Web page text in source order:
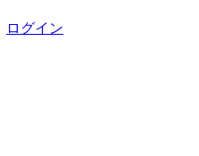
ログイン